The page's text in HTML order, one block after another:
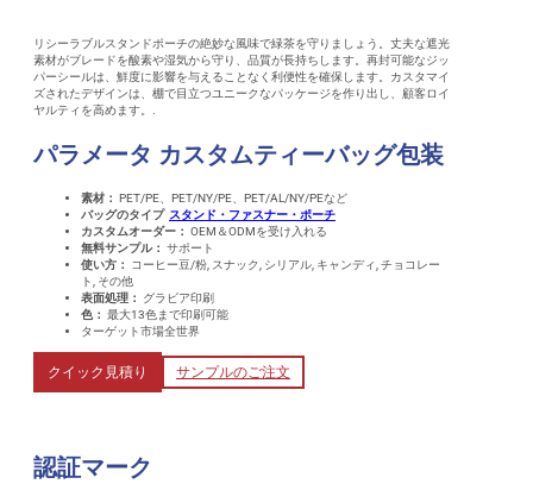
リシーラブルスタンドポーチの絶妙な風味で緑茶を守りましょう。丈夫な遮光
素材がブレードを酸素や湿気から守り、品質が長持ちします。再封可能なジッ
パーシールは、鮮度に影響を与えることなく利便性を確保します。カスタマイ
ズされたデザインは、棚で目立つユニークなパッケージを作り出し、顧客ロイ
ヤルティを高めます。.
パラメータ カスタムティーバッグ包装
素材： PET/PE、PET/NY/PE、PET/AL/NY/PEなど
バッグのタイプ スタンド・ファスナー・ポーチ
カスタムオーダー： OEM＆ODMを受け入れる
無料サンプル： サポート
使い方：
コーヒー豆/粉, スナック, シリアル, キャンディ, チョコレー
ト, その他
表面処理：
グラビア印刷
色： 最大13色まで印刷可能
ターゲット市場全世界
クイック見積り サンプルのご注文
認証マーク